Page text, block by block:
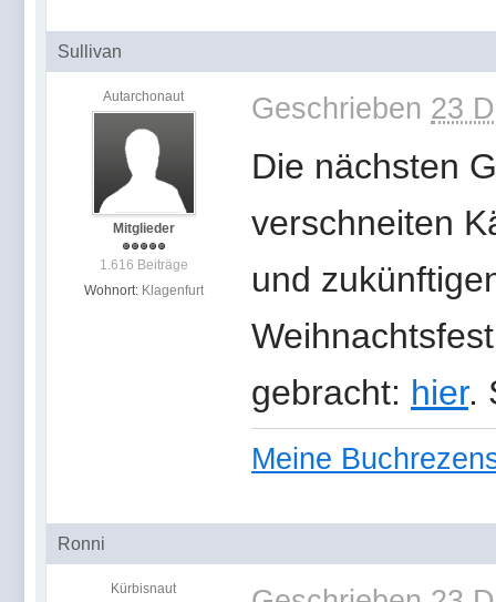
Sullivan
Autarchonaut
Mitglieder
1.616 Beiträge
Wohnort: Klagenfurt
Geschrieben 23
Die nächsten
verschneiten
und
gebracht: hier.
Meine
Ronni
Kürbisnaut